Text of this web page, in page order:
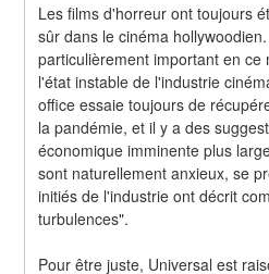
Les films d'horreur ont toujours
sûr dans le cinéma
particulièrement important en ce
l'état instable de l'industrie
office essaie toujours de
la pandémie, et il y a des
économique imminente plus
sont naturellement anxieux, se
initiés de l'industrie ont décrit
turbulences".
Pour être juste, Universal est